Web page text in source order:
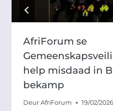
AfriForum se
help misdaad in
bekamp
Deur AfriForum 19/02/2026